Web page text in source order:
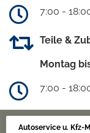
7:00 -
Teile &
Montag
7:00 -
Autoservice u. Kfz-